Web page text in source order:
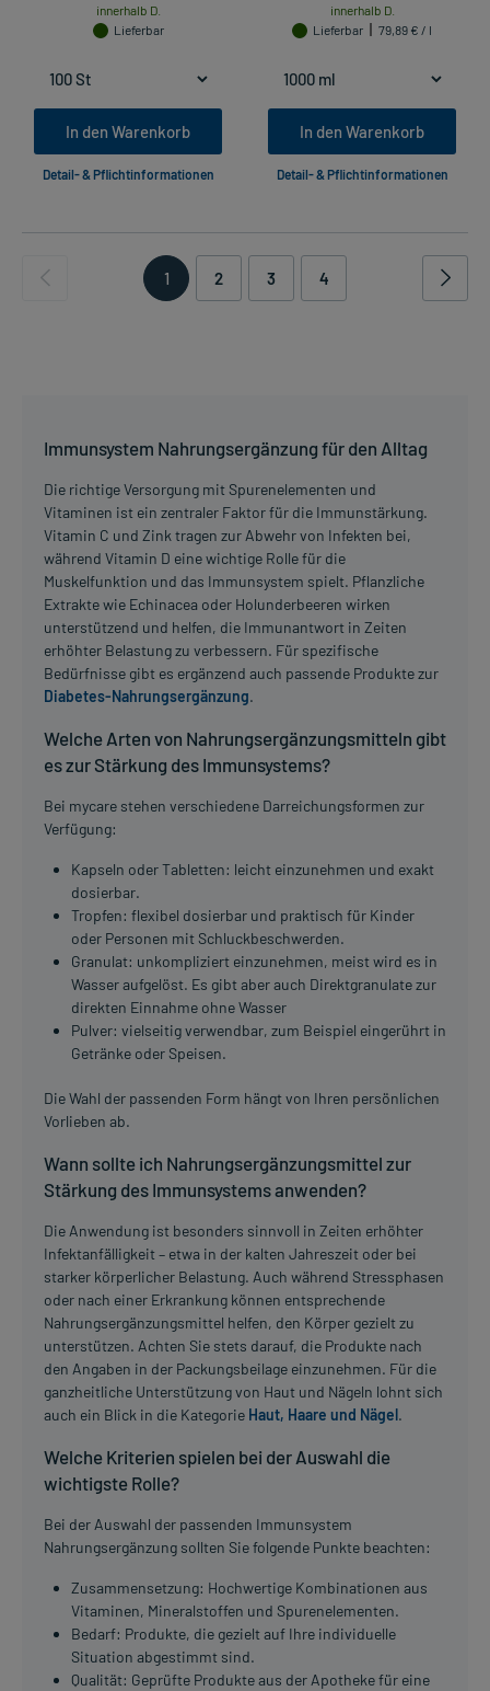
innerhalb D.
Lieferbar
In den Warenkorb
Detail- & Pflichtinformationen
innerhalb D.
Lieferbar
79,89 € / l
In den Warenkorb
Detail- & Pflichtinformationen
1 2 3 4
Immunsystem Nahrungsergänzung für den Alltag
Die richtige Versorgung mit Spurenelementen und
Vitaminen ist ein zentraler Faktor für die Immunstärkung.
Vitamin C und Zink tragen zur Abwehr von Infekten bei,
während Vitamin D eine wichtige Rolle für die
Muskelfunktion und das Immunsystem spielt. Pflanzliche
Extrakte wie Echinacea oder Holunderbeeren wirken
unterstützend und helfen, die Immunantwort in Zeiten
erhöhter Belastung zu verbessern. Für spezifische
Bedürfnisse gibt es ergänzend auch passende Produkte zur
Diabetes-Nahrungsergänzung.
Welche Arten von Nahrungsergänzungsmitteln gibt
es zur Stärkung des Immunsystems?
Bei mycare stehen verschiedene Darreichungsformen zur
Verfügung:
Kapseln oder Tabletten: leicht einzunehmen und exakt
dosierbar.
Tropfen: flexibel dosierbar und praktisch für Kinder
oder Personen mit Schluckbeschwerden.
Granulat: unkompliziert einzunehmen, meist wird es in
Wasser aufgelöst. Es gibt aber auch Direktgranulate zur
direkten Einnahme ohne Wasser
Pulver: vielseitig verwendbar, zum Beispiel eingerührt in
Getränke oder Speisen.
Die Wahl der passenden Form hängt von Ihren persönlichen
Vorlieben ab.
Wann sollte ich Nahrungsergänzungsmittel zur
Stärkung des Immunsystems anwenden?
Die Anwendung ist besonders sinnvoll in Zeiten erhöhter
Infektanfälligkeit – etwa in der kalten Jahreszeit oder bei
starker körperlicher Belastung. Auch während Stressphasen
oder nach einer Erkrankung können entsprechende
Nahrungsergänzungsmittel helfen, den Körper gezielt zu
unterstützen. Achten Sie stets darauf, die Produkte nach
den Angaben in der Packungsbeilage einzunehmen. Für die
ganzheitliche Unterstützung von Haut und Nägeln lohnt sich
auch ein Blick in die Kategorie Haut, Haare und Nägel.
Welche Kriterien spielen bei der Auswahl die
wichtigste Rolle?
Bei der Auswahl der passenden Immunsystem
Nahrungsergänzung sollten Sie folgende Punkte beachten:
Zusammensetzung: Hochwertige Kombinationen aus
Vitaminen, Mineralstoffen und Spurenelementen.
Bedarf: Produkte, die gezielt auf Ihre individuelle
Situation abgestimmt sind.
Qualität: Geprüfte Produkte aus der Apotheke für eine